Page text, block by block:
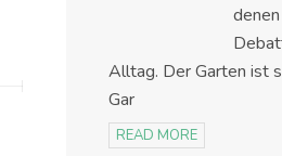
Alltag. Der Garten ist
Gar
READ MORE